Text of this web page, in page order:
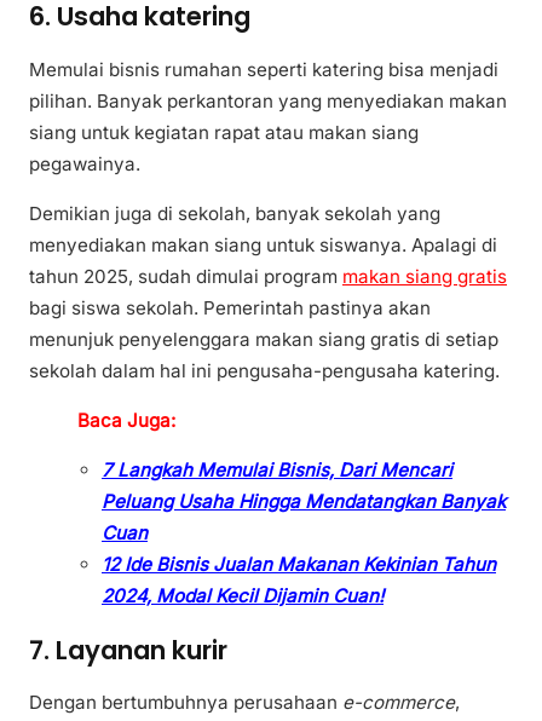
6. Usaha katering
Memulai bisnis rumahan seperti katering bisa menjadi
pilihan. Banyak perkantoran yang menyediakan makan
siang untuk kegiatan rapat atau makan siang
pegawainya.
Demikian juga di sekolah, banyak sekolah yang
menyediakan makan siang untuk siswanya. Apalagi di
tahun 2025, sudah dimulai program makan siang gratis
bagi siswa sekolah. Pemerintah pastinya akan
menunjuk penyelenggara makan siang gratis di setiap
sekolah dalam hal ini pengusaha-pengusaha katering.
Baca Juga:
7 Langkah Memulai Bisnis, Dari Mencari
Peluang Usaha Hingga Mendatangkan Banyak
Cuan
12 Ide Bisnis Jualan Makanan Kekinian Tahun
2024, Modal Kecil Dijamin Cuan!
7. Layanan kurir
Dengan bertumbuhnya perusahaan e-commerce,